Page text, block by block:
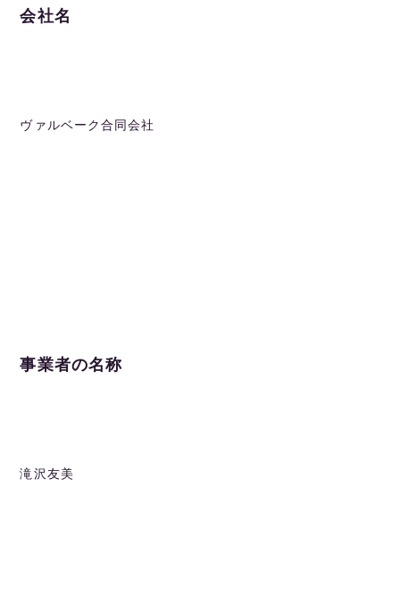
会社名
ヴァルベーク合同会社
事業者の名称
滝沢友美